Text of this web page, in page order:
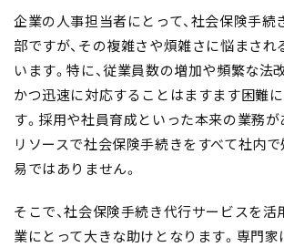
企業の人事担当者にとって、社会保険手
部ですが、その複雑さや煩雑さに悩まさ
います。特に、従業員数の増加や頻繁な法
かつ迅速に対応することはますます困難
す。採用や社員育成といった本来の業務が
リソースで社会保険手続きをすべて社内
易ではありません。
そこで、社会保険手続き代行サービスを活
業にとって大きな助けとなります。専門